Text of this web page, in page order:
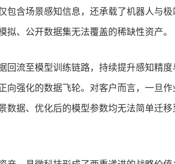
包含场景感知信息，还承载了机器人与
拟、公开数据集无法覆盖的稀缺性资产。
回流至模型训练链路，持续提升感知精
向强化的数据飞轮。对客户而言，一旦
数据、优化后的模型参数均无法简单迁